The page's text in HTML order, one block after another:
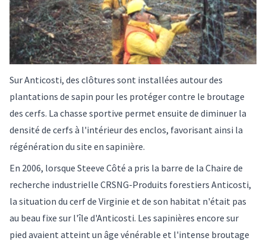
Sur Anticosti, des clôtures sont installées autour des
plantations de sapin pour les protéger contre le broutage
des cerfs. La chasse sportive permet ensuite de diminuer la
densité de cerfs à l'intérieur des enclos, favorisant ainsi la
régénération du site en sapinière.
En 2006, lorsque Steeve Côté a pris la barre de la Chaire de
recherche industrielle CRSNG-Produits forestiers Anticosti,
la situation du cerf de Virginie et de son habitat n'était pas
au beau fixe sur l'île d'Anticosti. Les sapinières encore sur
pied avaient atteint un âge vénérable et l'intense broutage